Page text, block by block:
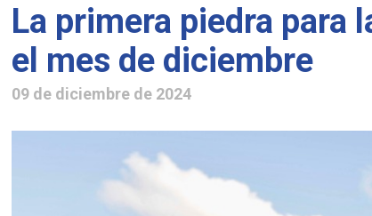
La primera piedra para
el mes de diciembre
09 de diciembre de 2024